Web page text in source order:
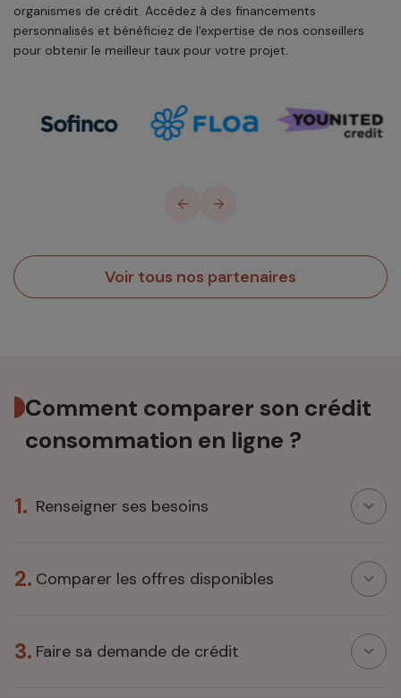
organismes de crédit. Accédez à des financements
personnalisés et bénéficiez de l'expertise de nos conseillers
pour obtenir le meilleur taux pour votre projet.
Voir tous nos partenaires
Comment comparer son crédit
consommation en ligne ?
1. Renseigner ses besoins
2. Comparer les offres disponibles
3. Faire sa demande de crédit